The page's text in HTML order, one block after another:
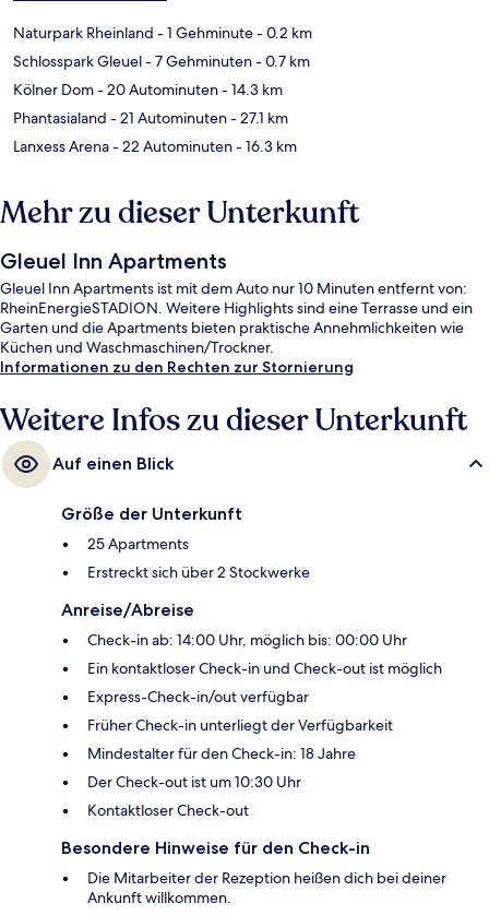
Naturpark Rheinland - 1 Gehminute- 0.2 km
Schlosspark Gleuel- 7 Gehminuten- 0.7 km
Kölner Dom- 20 Autominuten- 14.3 km
Phantasialand - 21 Autominuten- 27.1 km
Lanxess Arena- 22 Autominuten- 16.3 km
Mehr zu dieser Unterkunft
Gleuel Inn Apartments
Gleuel Inn Apartments ist mit dem Auto nur 10 Minuten entfernt von:
RheinEnergieSTADION. Weitere Highlights sind eine Terrasse und ein
Garten und die Apartments bieten praktische Annehmlichkeiten wie
Küchen und Waschmaschinen/Trockner.
Informationen zu den Rechten zur Stornierung
Weitere Infos zu dieser Unterkunft
Auf einen Blick
Größe der Unterkunft
25 Apartments
Erstreckt sich über 2 Stockwerke
Anreise/Abreise
Check-in ab: 14:00 Uhr, möglich bis: 00:00 Uhr
Ein kontaktloser Check-in und Check-out ist möglich
Express-Check-in/out verfügbar
Früher Check-in unterliegt der Verfügbarkeit
Mindestalter für den Check-in: 18 Jahre
Der Check-out ist um 10:30 Uhr
Kontaktloser Check-out
Besondere Hinweise für den Check-in
Die Mitarbeiter der Rezeption heißen dich bei deiner
Ankunft willkommen.